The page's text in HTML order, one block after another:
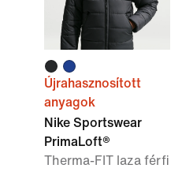
Újrahasznosított
anyagok
Nike Sportswear
PrimaLoft®
Therma-FIT laza férfi